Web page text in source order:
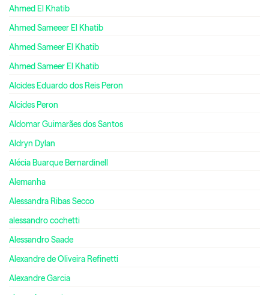
Ahmed El Khatib
Ahmed Sameeer El Khatib
Ahmed Sameer El Khatib
Ahmed Sameer El Khatib
Alcides Eduardo dos Reis Peron
Alcides Peron
Aldomar Guimarães dos Santos
Aldryn Dylan
Alécia Buarque Bernardinell
Alemanha
Alessandra Ribas Secco
alessandro cochetti
Alessandro Saade
Alexandre de Oliveira Refinetti
Alexandre Garcia